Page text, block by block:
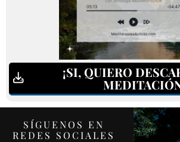
¡SI, QUIERO
SÍGUENOS EN
REDES SOCIALES